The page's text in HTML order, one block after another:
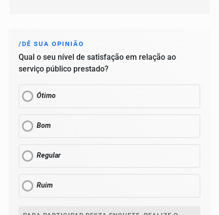
/DÊ SUA OPINIÃO
Qual o seu nível de satisfação em relação ao
serviço público prestado?
Ótimo
Bom
Regular
Ruim